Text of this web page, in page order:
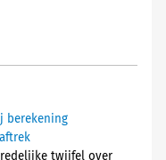
berekening
redelijke twijfel over